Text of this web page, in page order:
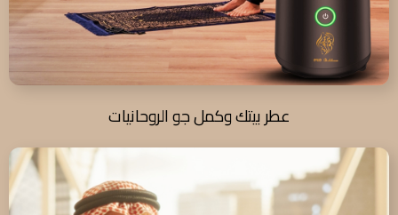
عطر بيتك وكمل جو الروحانيات